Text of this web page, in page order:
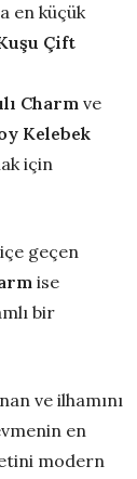
en küçük
Çift
Charm ve
Kelebek
için
geçen
ise
bir
ve ilhamını
en
modern